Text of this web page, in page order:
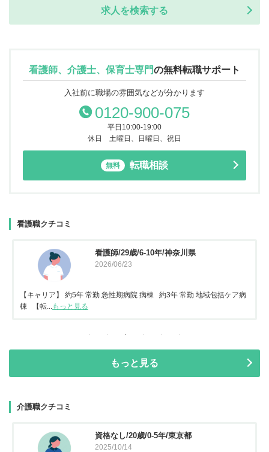
求人を検索する
看護師、介護士、保育士専門の無料転職サポート
入社前に職場の雰囲気などが分かります
0120-900-075
平日10:00-19:00
休日 土曜日、日曜日、祝日
無料 転職相談
看護職クチコミ
看護師/29歳/6-10年/神奈川県
2026/06/23
【キャリア】 約5年 常勤 急性期病院 病棟 約3年 常勤 地域包括ケア病
棟 【転...もっと見る
もっと見る
介護職クチコミ
資格なし/20歳/0-5年/東京都
2025/10/14